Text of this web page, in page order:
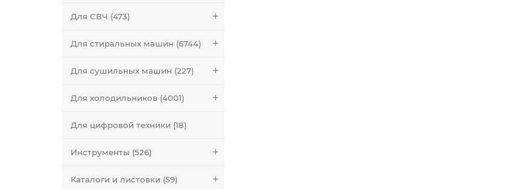
Для СВЧ (473)
Для стиральных машин (6744)
Для сушильных машин (227)
Для холодильников (4001)
Для цифровой техники (18)
Инструменты (526)
Каталоги и листовки (59)